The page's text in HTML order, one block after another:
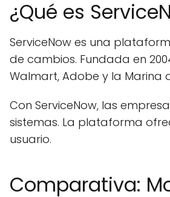
¿Qué es
ServiceNow es una
de cambios. Fundada en
Walmart, Adobe y la Marina
Con ServiceNow, las
sistemas. La plataforma
usuario.
Comparativa: